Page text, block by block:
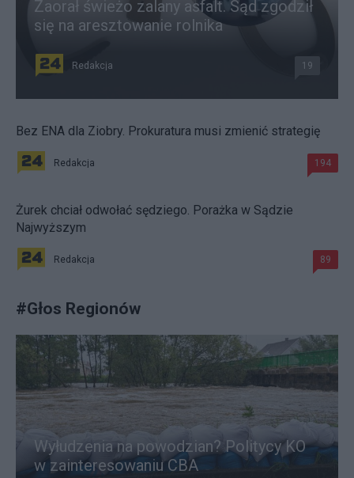
Zaorał świeżo zalany asfalt. Sąd zgodził
się na aresztowanie rolnika
Redakcja 19
Bez ENA dla Ziobry. Prokuratura musi zmienić strategię
Redakcja 194
Żurek chciał odwołać sędziego. Porażka w Sądzie
Najwyższym
Redakcja 89
#Głos Regionów
Wyłudzenia na powodzian? Politycy KO
w zainteresowaniu CBA